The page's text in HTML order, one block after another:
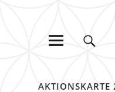
AKTIONSKARTE